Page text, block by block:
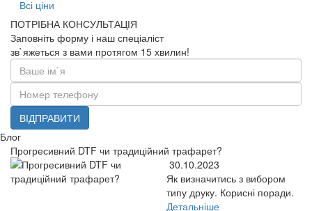
Всі ціни
ПОТРІБНА КОНСУЛЬТАЦІЯ
Заповніть форму і наш спеціаліст
зв`яжеться з вами протягом 15 хвилин!
ВІДПРАВИТИ
Блог
Прогресивний DTF чи традиційний трафарет?
30.10.2023
Як визначитись з вибором
типу друку. Корисні поради.
Детальніше